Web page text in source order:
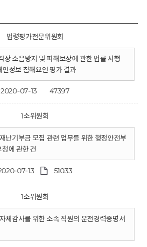
법령평가전문위원회
장 소음방지 및 피해보상에 관한 법률 시행
정보 침해요인 평가 결과
2020-07-13 47397
1소위원회
난기부금 모집 관련 업무를 위한 행정안전부
에 관한 건
07-13 51033
1소위원회
체감사를 위한 소속 직원의 운전경력증명서